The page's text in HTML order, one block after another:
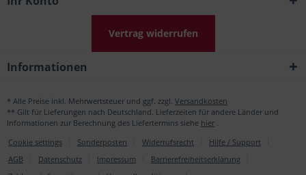
Vertrag widerrufen
Informationen
* Alle Preise inkl. Mehrwertsteuer und ggf. zzgl. Versandkosten
** Gilt für Lieferungen nach Deutschland. Lieferzeiten für andere Länder und
Informationen zur Berechnung des Liefertermins siehe hier
Cookie settings
Sonderposten Widerrufsrecht
Hilfe / Support
AGB
Datenschutz Impressum
Barrierefreiheitserklärung